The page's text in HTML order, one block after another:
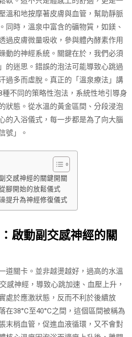
溫和地按摩著皮膚與血管，幫助靜脈
同時，溫泉中富含的礦物質，如鎂、
過皮膚微量吸收，參與體內酵素作用
動的神經系統。關鍵在於，我們必須
的迷思。錯誤的泡法可能導致心跳過
過多而虛脫。真正的「溫泉療法」講
不同的策略性泡法，系統性地引導身
狀態。從水溫的黃金區間、分段浸泡
的入浴儀式，每一步都是為了向大腦
號」。
交感神經的關鍵開關
腳開始的放鬆儀式
提升為神經修復儀式
啟動副交感神經的關
道關卡。並非越燙越好，過高的水溫
感神經，導致心跳加速、血壓上升，
處於應激狀態，反而不利於後續放
在38°C至40°C之間，這個區間被稱為
末梢血管，促進血液循環，又不會對